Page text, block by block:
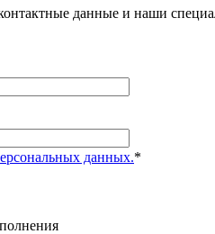
данные и наши
данных.*